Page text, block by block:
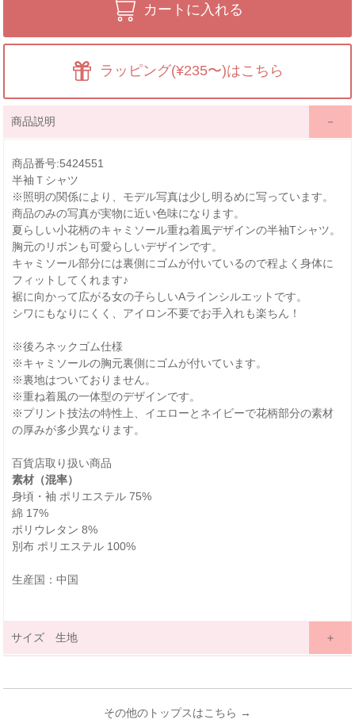
カートに入れる
ラッピング(¥235〜)はこちら
商品説明
商品番号:5424551
半袖Ｔシャツ
※照明の関係により、モデル写真は少し明るめに写っています。
商品のみの写真が実物に近い色味になります。
夏らしい小花柄のキャミソール重ね着風デザインの半袖Tシャツ。
胸元のリボンも可愛らしいデザインです。
キャミソール部分には裏側にゴムが付いているので程よく身体に
フィットしてくれます♪
裾に向かって広がる女の子らしいAラインシルエットです。
シワにもなりにくく、アイロン不要でお手入れも楽ちん！
※後ろネックゴム仕様
※キャミソールの胸元裏側にゴムが付いています。
※裏地はついておりません。
※重ね着風の一体型のデザインです。
※プリント技法の特性上、イエローとネイビーで花柄部分の素材
の厚みが多少異なります。
百貨店取り扱い商品
素材（混率）
身頃・袖 ポリエステル 75%
綿 17%
ポリウレタン 8%
別布 ポリエステル 100%
生産国：中国
サイズ 生地
サイズ
その他のトップスはこちら →